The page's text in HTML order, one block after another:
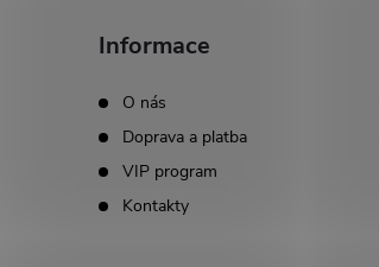
Informace
O nás
Doprava a platba
VIP program
Kontakty